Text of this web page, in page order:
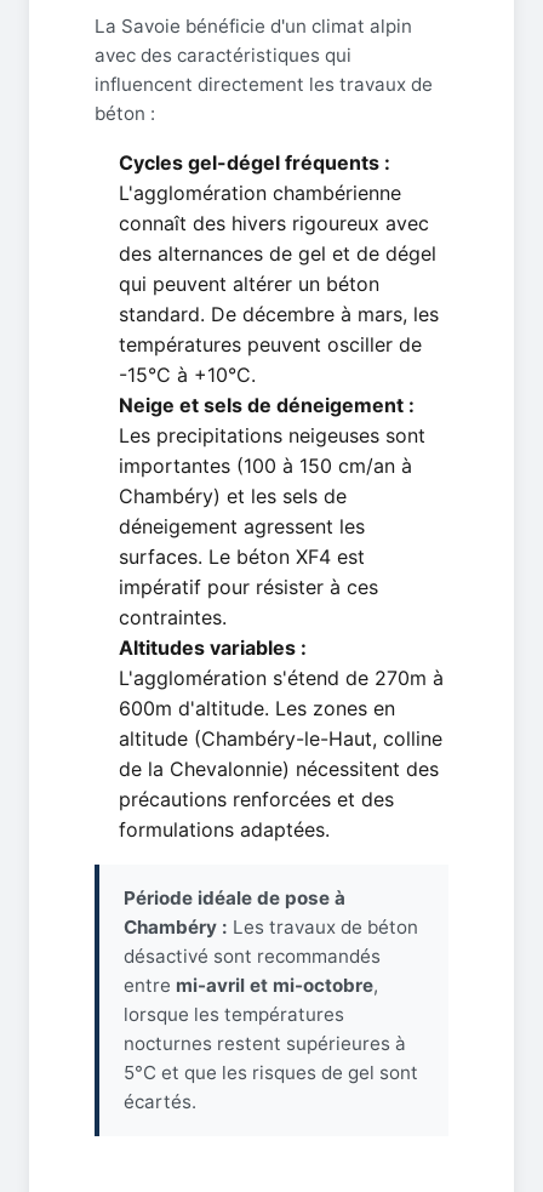
La Savoie bénéficie d'un climat alpin
avec des caractéristiques qui
influencent directement les travaux de
béton :
Cycles gel-dégel fréquents :
L'agglomération chambérienne
connaît des hivers rigoureux avec
des alternances de gel et de dégel
qui peuvent altérer un béton
standard. De décembre à mars, les
températures peuvent osciller de
-15°C à +10°C.
Neige et sels de déneigement :
Les precipitations neigeuses sont
importantes (100 à 150 cm/an à
Chambéry) et les sels de
déneigement agressent les
surfaces. Le béton XF4 est
impératif pour résister à ces
contraintes.
Altitudes variables :
L'agglomération s'étend de 270m à
600m d'altitude. Les zones en
altitude (Chambéry-le-Haut, colline
de la Chevalonnie) nécessitent des
précautions renforcées et des
formulations adaptées.
Période idéale de pose à
Chambéry : Les travaux de béton
désactivé sont recommandés
entre mi-avril et mi-octobre,
lorsque les températures
nocturnes restent supérieures à
5°C et que les risques de gel sont
écartés.